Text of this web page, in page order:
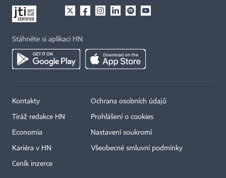
Stáhněte si aplikaci HN
Kontakty
Tiráž redakce HN
Economia
Kariéra v HN
Ceník inzerce
Ochrana osobních údajů
Prohlášení o cookies
Nastavení soukromí
Všeobecné smluvní podmínky